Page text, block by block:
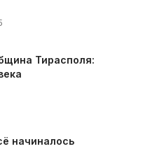
Тирасполя:
начиналось